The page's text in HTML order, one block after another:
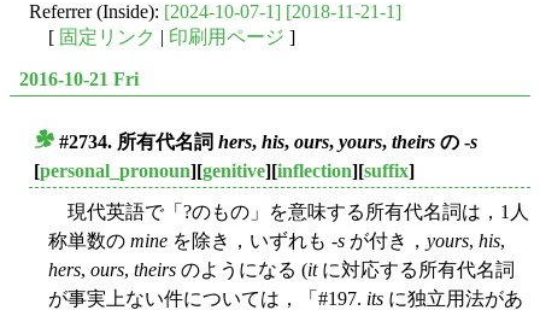
Referrer (Inside): [2024-10-07-1] [2018-11-21-1]
[ 固定リンク 印刷用ページ ]
2016-10-21 Fri
#2734. 所有代名詞 hers, his, ours, yours, theirs の -s
[personal_pronoun][genitive][inflection][suffix]
現代英語で「?のもの」を意味する所有代名詞は，1人
称単数の mine を除き，いずれも -s が付き， yours, his,
hers, ours, theirs のようになる (itに対応する所有代名詞
が事実上ない件については，「#197. its に独立用法があ